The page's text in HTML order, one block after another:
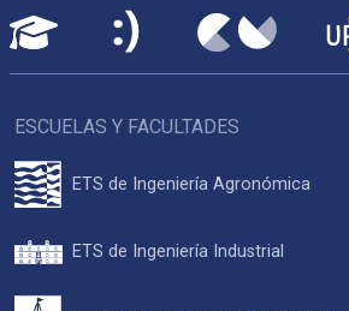
ESCUELAS Y FACULTADES
ETS de Ingeniería Agronómica
ETS de Ingeniería Industrial